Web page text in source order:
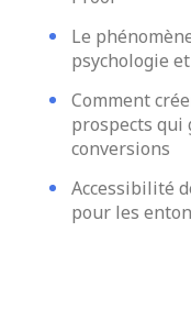
Le
psychologie
Comment
prospects qui
conversions
Accessibilité
pour les